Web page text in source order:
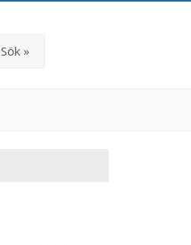
Sök »